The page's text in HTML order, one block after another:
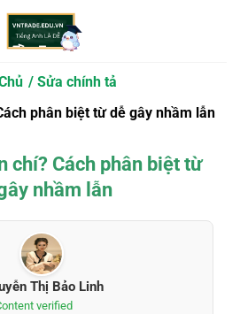
Sửa chính tả
phân biệt từ dễ gây nhầm lẫn
chí? Cách phân biệt từ
nhầm lẫn
Thị Bảo Linh
verified